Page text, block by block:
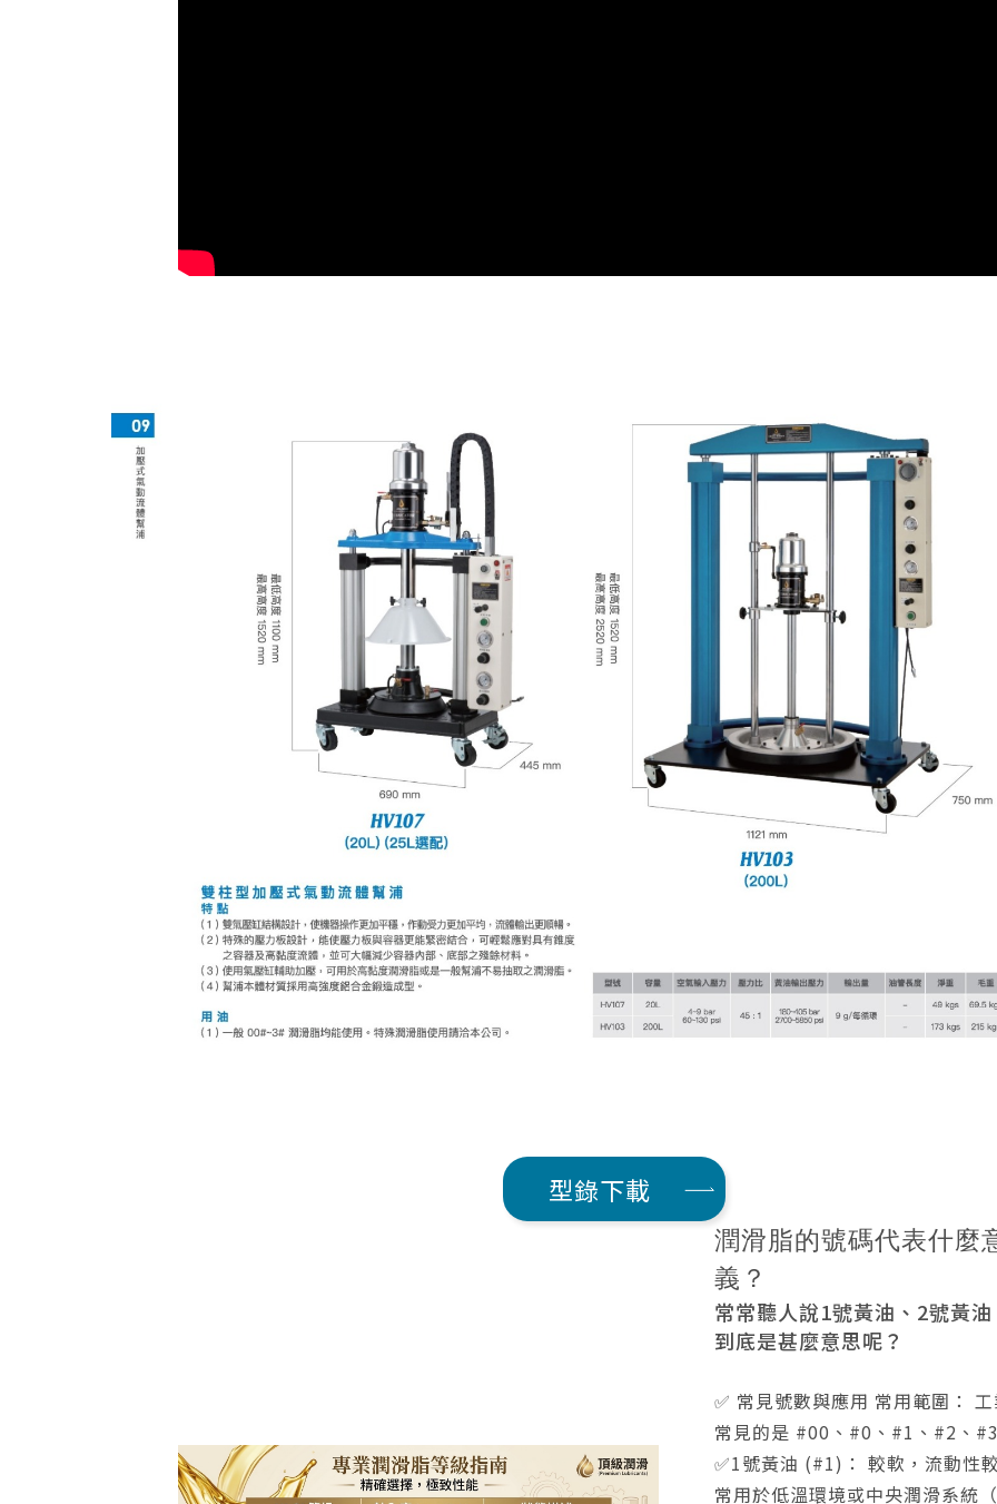
型錄下載
潤滑脂的號碼代表什麼
義？
常常聽人說1號黃油、2號黃
到底是甚麼意思呢？
✅ 常見號數與應用 常用範圍：
常見的是 #00、#0、#1、#2、
✅1號黃油 (#1)： 較軟，流動性
常用於低溫環境或中央潤滑系統